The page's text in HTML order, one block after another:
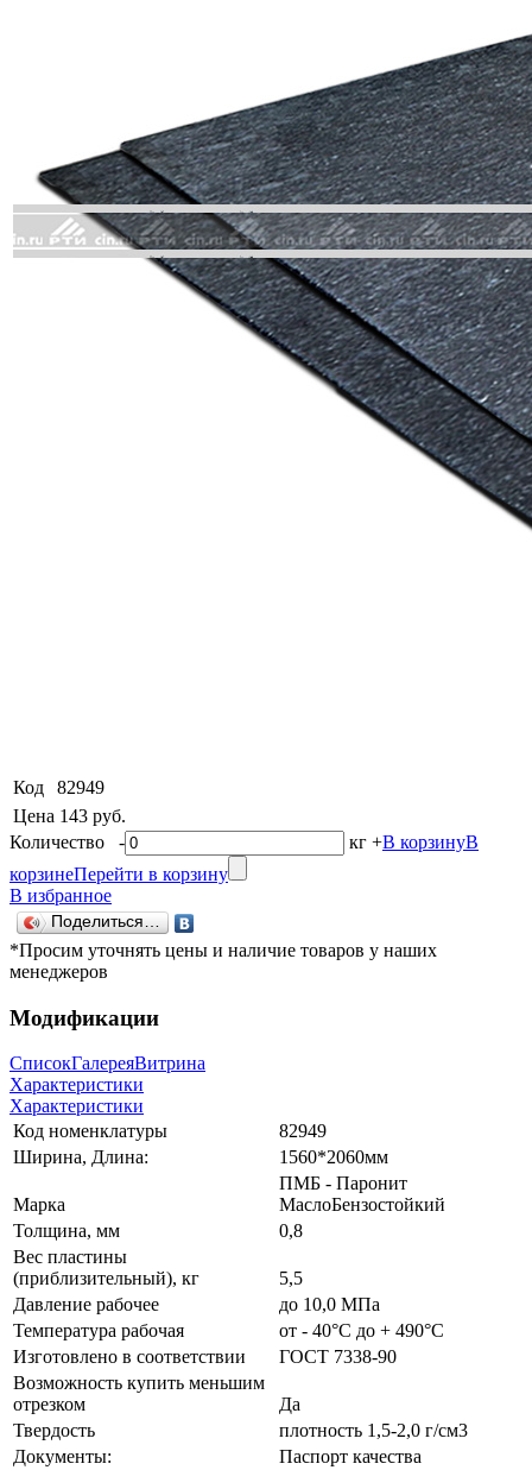
Код
82949
Цена 143 руб.
Количество - кг +В корзинуВ
корзинеПерейти в корзину
В избранное
Поделиться…
*Просим уточнять цены и наличие товаров у наших
менеджеров
Модификации
СписокГалереяВитрина
Характеристики
Характеристики
Код номенклатуры
82949
Ширина, Длина:
1560*2060мм
Марка
ПМБ - Паронит
МаслоБензостойкий
Толщина, мм
0,8
Вес пластины
(приблизительный), кг
5,5
Давление рабочее
до 10,0 МПа
Температура рабочая
от - 40°C до + 490°C
Изготовлено в соответствии
ГОСТ 7338-90
Возможность купить меньшим
отрезком
Да
Твердость
плотность 1,5-2,0 г/см3
Документы:
Паспорт качества